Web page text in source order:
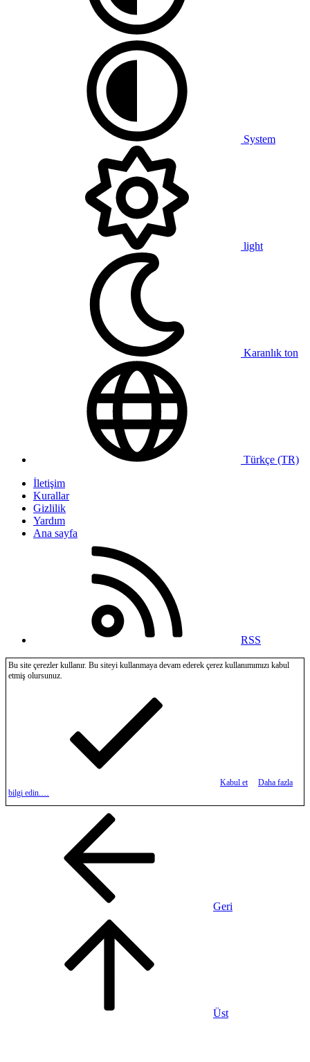
System
light
Karanlık ton
Türkçe (TR)
İletişim
Kurallar
Gizlilik
Yardım
Ana sayfa
RSS
Bu site çerezler kullanır. Bu siteyi kullanmaya devam ederek çerez kullanımımızı kabul
etmiş olursunuz.
Kabul et
Daha fazla
bilgi edin.…
Geri
Üst